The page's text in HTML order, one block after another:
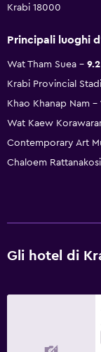
Krabi 18000
Principali luoghi
Wat Tham Suea
Krabi Provincial
Khao Khanap Nam
Wat Kaew
Contemporary Art
Chaloem
Gli hotel di